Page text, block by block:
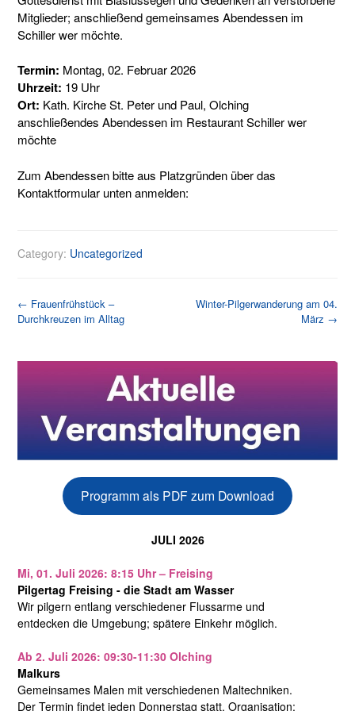
Mitglieder; anschließend gemeinsames Abendessen im
Schiller wer möchte.
Termin: Montag, 02. Februar 2026
Uhrzeit: 19 Uhr
Ort: Kath. Kirche St. Peter und Paul, Olching
anschließendes Abendessen im Restaurant Schiller wer
möchte
Zum Abendessen bitte aus Platzgründen über das
Kontaktformular unten anmelden:
Category: Uncategorized
Post
navigation
← Frauenfrühstück –
Durchkreuzen im Alltag
Winter-Pilgerwanderung am 04.
März →
Programm als PDF zum Download
JULI 2026
Mi, 01. Juli 2026: 8:15 Uhr – Freising
Pilgertag Freising - die Stadt am Wasser
Wir pilgern entlang verschiedener Flussarme und
entdecken die Umgebung; spätere Einkehr möglich.
Ab 2. Juli 2026: 09:30-11:30 Olching
Malkurs
Gemeinsames Malen mit verschiedenen Maltechniken.
Der Termin findet jeden Donnerstag statt. Organisation: